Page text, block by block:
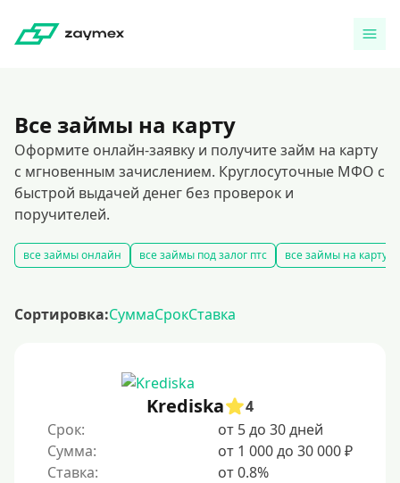
Все займы на карту
Оформите онлайн-заявку и получите займ на карту
с мгновенным зачислением. Круглосуточные МФО с
быстрой выдачей денег без проверок и
поручителей.
все займы онлайн все займы под залог птс все займы на карту
Сортировка:СуммаСрокСтавка
Krediska
4
Срок:
от 5 до 30 дней
Сумма:
от 1 000 до 30 000 ₽
Ставка:
от 0.8%